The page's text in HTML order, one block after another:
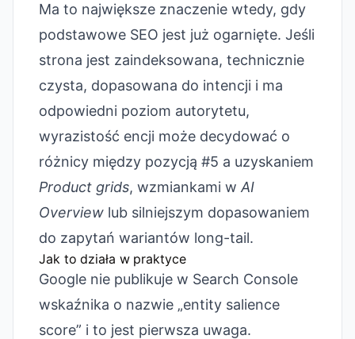
Ma to największe znaczenie wtedy, gdy
podstawowe SEO jest już ogarnięte. Jeśli
strona jest zaindeksowana, technicznie
czysta, dopasowana do intencji i ma
odpowiedni poziom autorytetu,
wyrazistość encji może decydować o
różnicy między pozycją #5 a uzyskaniem
Product grids, wzmiankami w AI
Overview lub silniejszym dopasowaniem
do zapytań wariantów long-tail.
Jak to działa w praktyce
Google nie publikuje w Search Console
wskaźnika o nazwie „entity salience
score” i to jest pierwsza uwaga.